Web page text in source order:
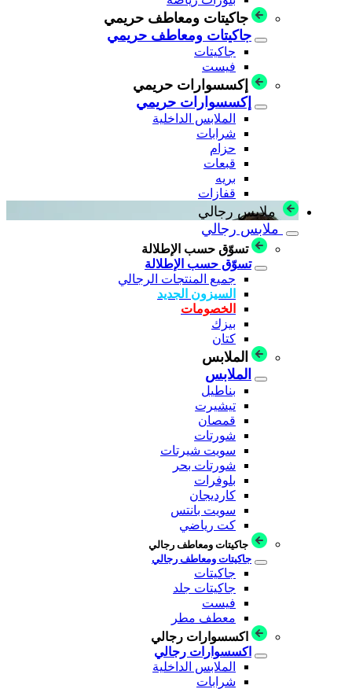
جاكيتات ومعاطف حريمي
جاكيتات ومعاطف حريمي
جاكيتات
فيست
إكسسوارات حريمي
إكسسوارات حريمي
الملابس الداخلية
شرابات
حزام
قبعات
بريه
قفازات
ملابس رجالي
ملابس رجالي
تسوّق حسب الإطلالة
تسوّق حسب الإطلالة
جميع المنتجات الرجالي
السيزون الجديد
الخصومات
بيزك
كتان
الملابس
الملابس
بناطيل
تيشيرت
قمصان
شورتات
سويت شيرتات
شورتات بحر
بلوفرات
كارديجان
سويت بانتس
كت رياضي
جاكيتات ومعاطف رجالي
جاكيتات ومعاطف رجالي
جاكيتات
جاكيتات جلد
فيست
معطف مطر
اكسسوارات رجالي
اكسسوارات رجالي
الملابس الداخلية
شرابات